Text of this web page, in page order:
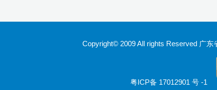
Copyright© 2009 All rights Reserved 广
粤ICP备 17012901 号 -1